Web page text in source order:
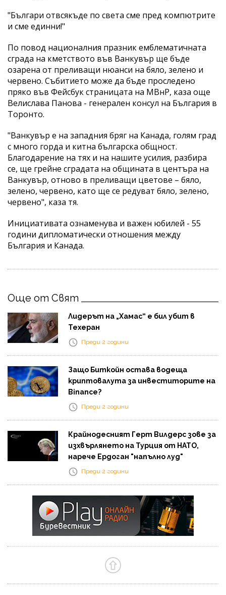
"Българи отвсякъде по света сме пред компютрите
и сме единни!"
По повод националния празник емблематичната
сграда на кметството във Ванкувър ще бъде
озарена от преливащи нюанси на бяло, зелено и
червено. Събитието може да бъде проследено
пряко във Фейсбук страницата на МВнР, каза още
Велислава Панова - генерален консул на България в
Торонто.
"Ванкувър е на западния бряг на Канада, голям град
с много горда и китна българска общност.
Благодарение на тях и на нашите усилия, разбира
се, ще грейне сградата на общината в центъра на
Ванкувър, отново в преливащи цветове – бяло,
зелено, червено, като ще се редуват бяло, зелено,
червено", каза тя.
Инициативата ознаменува и важен юбилей - 55
години дипломатически отношения между
България и Канада.
Още от Свят
Лидерът на „Хамас“ е бил убит в
Техеран
Преди 2 години
Защо Биткойн остава водеща
криптовалута за инвеститорите на
Binance?
Преди 2 години
Крайнодесният Герт Вилдерс зове за
изхвърлянето на Турция от НАТО,
нарече Ердоган "напълно луд"
Преди 2 години